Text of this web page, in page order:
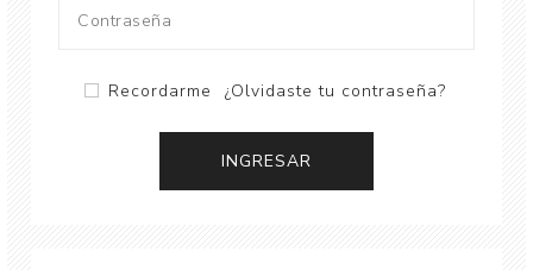
Recordarme ¿Olvidaste tu contraseña?